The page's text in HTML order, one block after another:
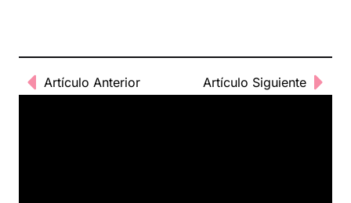
Artículo Anterior Artículo Siguiente